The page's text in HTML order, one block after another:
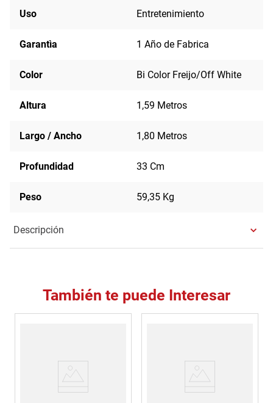
Uso Entretenimiento
Garantìa 1 Año de Fabrica
Color Bi Color Freijo/Off White
Altura 1,59 Metros
Largo / Ancho 1,80 Metros
Profundidad 33 Cm
Peso 59,35 Kg
Descripción
También te puede Interesar